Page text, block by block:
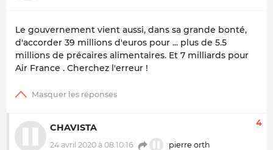
Le gouvernement vient aussi, dans sa grande bonté,
d'accorder 39 millions d'euros pour ... plus de 5.5
millions de précaires alimentaires. Et 7 milliards pour
Air France . Cherchez l'erreur !
CHAVISTA
24 avril 2020 à 08:10:16 pierre orth
4